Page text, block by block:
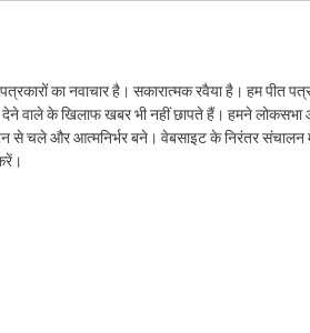
का नवाचार है। सकारात्मक रवैया है। हम पीत
वाले के खिलाफ खबर भी नहीं छापते हैं। हमने लोकसभा
से चले और आत्मनिर्भर बने। वेबसाइट के निरंतर